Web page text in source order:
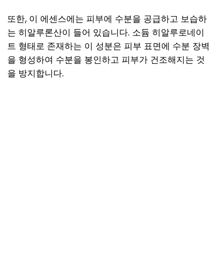
또한, 이 에센스에는 피부에 수분을 공급하고 보습하
는 히알루론산이 들어 있습니다. 소듐 히알루로네이
트 형태로 존재하는 이 성분은 피부 표면에 수분 장벽
을 형성하여 수분을 봉인하고 피부가 건조해지는 것
을 방지합니다.